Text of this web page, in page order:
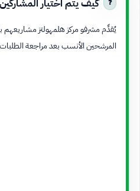
يُقدِّم مشرفو مركز هلمهولتز مشاريعهم
المرشحين الأنسب بعد مراجعة الطلبات